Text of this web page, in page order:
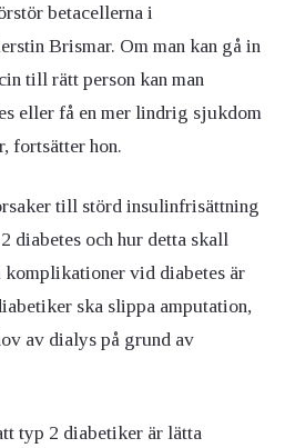
betacellerna i
Brismar. Om man kan gå in
till rätt person kan man
eller få en mer lindrig sjukdom
fortsätter hon.
till störd insulinfrisättning
diabetes och hur detta skall
komplikationer vid diabetes är
ska slippa amputation,
av dialys på grund av
typ 2 diabetiker är lätta